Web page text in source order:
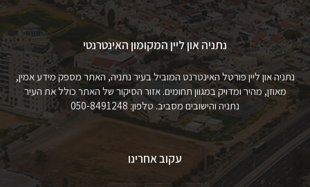
נתניה און ליין המקומון האינטרנטי
נתניה און ליין פורטל האינטרנט המוביל בעיר נתניה, האתר מספק מידע אמין,
מאוזן, מהיר ומדויק במגוון תחומים. אזור הסיקור של האתר כולל את העיר
נתניה והישובים מסביב. טלפון: 050-8491248
עקוב אחרינו